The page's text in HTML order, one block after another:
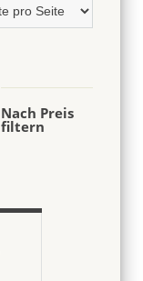
Nach Preis
filtern